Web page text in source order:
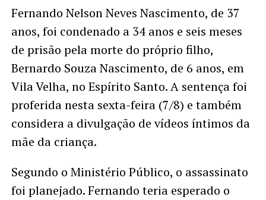
Fernando Nelson Neves Nascimento, de 37
anos, foi condenado a 34 anos e seis meses
de prisão pela morte do próprio filho,
Bernardo Souza Nascimento, de 6 anos, em
Vila Velha, no Espírito Santo. A sentença foi
proferida nesta sexta-feira (7/8) e também
considera a divulgação de vídeos íntimos da
mãe da criança.
Segundo o Ministério Público, o assassinato
foi planejado. Fernando teria esperado o